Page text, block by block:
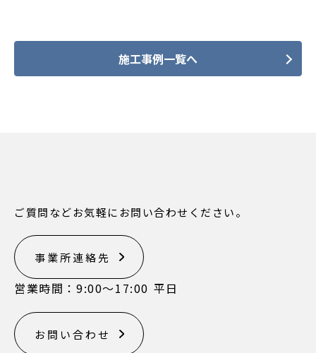
施工事例一覧へ
ご質問などお気軽にお問い合わせください。
事業所連絡先
営業時間：9:00〜17:00 平日
お問い合わせ